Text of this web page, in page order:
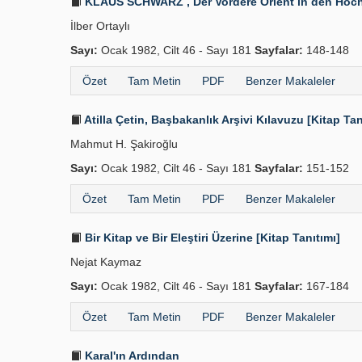
İlber Ortaylı
Sayı: Ocak 1982, Cilt 46 - Sayı 181 Sayfalar: 148-148
Özet Tam Metin PDF Benzer Makaleler
Atilla Çetin, Başbakanlık Arşivi Kılavuzu [Kitap
Mahmut H. Şakiroğlu
Sayı: Ocak 1982, Cilt 46 - Sayı 181 Sayfalar: 151-152
Özet Tam Metin PDF Benzer Makaleler
Bir Kitap ve Bir Eleştiri Üzerine [Kitap Tanıtımı]
Nejat Kaymaz
Sayı: Ocak 1982, Cilt 46 - Sayı 181 Sayfalar: 167-184
Özet Tam Metin PDF Benzer Makaleler
Karal'ın Ardından